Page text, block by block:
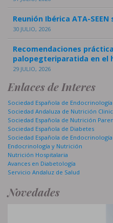
Reunión Ibérica ATA-SEEN
30 JULIO, 2026
Recomendaciones
palopegteriparatida en el
29 JULIO, 2026
Enlaces de Interes
Sociedad Española de
Sociedad Andaluza de Nutrición
Sociedad Española de Nutrición
Sociedad Española de Diabetes
Sociedad Española de
Endocrinología y Nutrición
Nutrición Hospitalaria
Avances en Diabetología
Servicio Andaluz de Salud
Novedades